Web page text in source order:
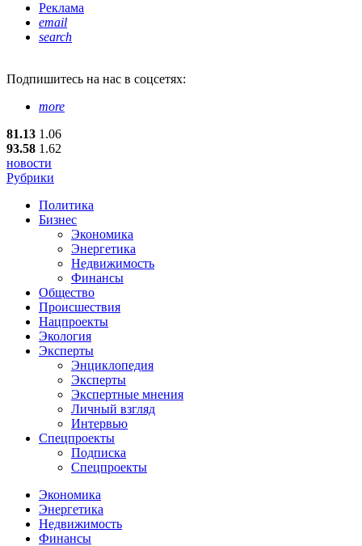
Реклама
email
search
Подпишитесь на нас в соцсетях:
more
81.13 1.06
93.58 1.62
новости
Рубрики
Политика
Бизнес
Экономика
Энергетика
Недвижимость
Финансы
Общество
Происшествия
Нацпроекты
Экология
Эксперты
Энциклопедия
Эксперты
Экспертные мнения
Личный взгляд
Интервью
Спецпроекты
Подписка
Спецпроекты
Экономика
Энергетика
Недвижимость
Финансы